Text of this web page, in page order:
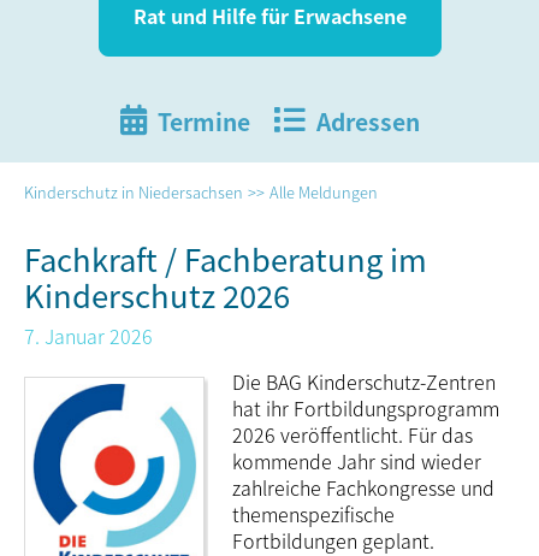
Rat und Hil­fe für Erwachsene
Termine Adressen
Kinderschutz in Niedersachsen Alle Meldungen
Fachkraft / Fachberatung im
Kinderschutz 2026
7. Januar 2026
Die BAG Kinderschutz-Zentren
hat ihr Fortbil­dungs­programm
2026 veröffentlicht. Für das
kommende Jahr sind wieder
zahlreiche Fachkongresse und
themenspezifische
Fortbildungen geplant.